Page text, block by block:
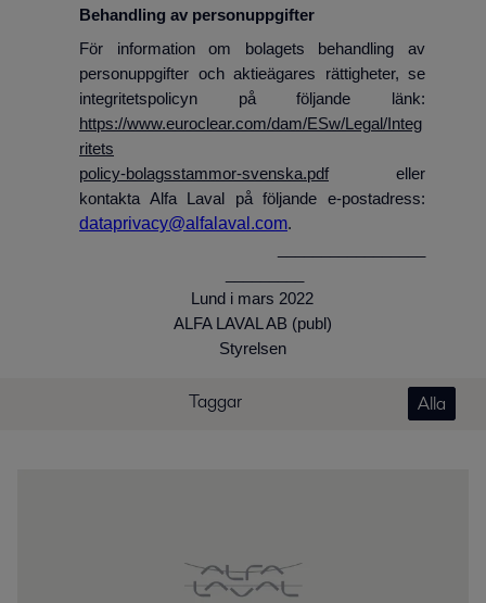
Behandling av personuppgifter
För information om bolagets behandling av
personuppgifter och aktieägares rättigheter, se
integritetspolicyn på följande länk:
https://www.euroclear.com/dam/ESw/Legal/Integ
ritets
policy-bolagsstammor-svenska.pdf eller
kontakta Alfa Laval på följande e-postadress:
dataprivacy@alfalaval.com.
Lund i mars 2022
ALFA LAVAL AB (publ)
Styrelsen
Taggar Alla